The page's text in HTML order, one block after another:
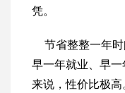
凭。
节省整整一年
早一年就业、早
来说，性价比极高。